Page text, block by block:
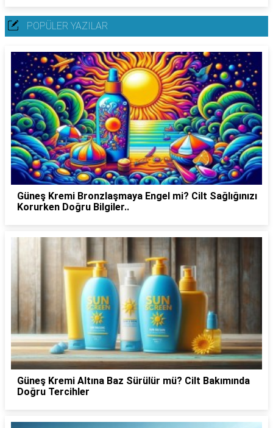
POPÜLER YAZILAR
Güneş Kremi Bronzlaşmaya Engel mi? Cilt Sağlığınızı
Korurken Doğru Bilgiler..
Güneş Kremi Altına Baz Sürülür mü? Cilt Bakımında
Doğru Tercihler